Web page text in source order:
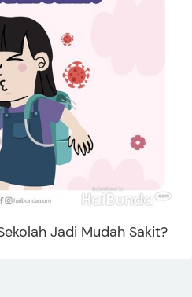
Jadi Mudah Sakit?